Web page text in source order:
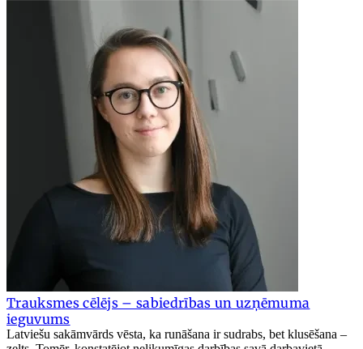
Trauksmes cēlējs – sabiedrības un uzņēmuma
ieguvums
Latviešu sakāmvārds vēsta, ka runāšana ir sudrabs, bet klusēšana –